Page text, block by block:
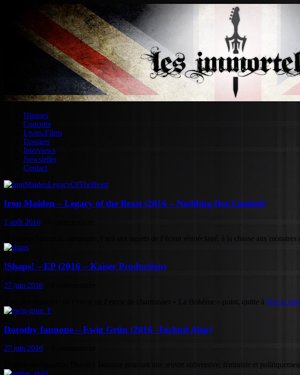
Disques
Concerts
Livres/Films
Dossiers
Interviews
Newsletter
Contact
Iron Maiden – Legacy of the Beast (2016 – Nodding Dot Limited)
1 août 2016
D’aucuns battent la campagne, l’œil aux aguets de l’écran rétroéclairé, à la chasse aux monstres
!Shaps! – EP (2016 – Kaiser Production)
27 juin 2016
Il est des moments où l’envie de l’envie de chantonner « La Bohème » point, quitte à [lire la
Dorothy Iannone – Ewig Grün (2016 -Tochnit Alep)
27 juin 2016
L’artiste multipartitas Dorothy Iannone poursuit une œuvre subversive, féministe et